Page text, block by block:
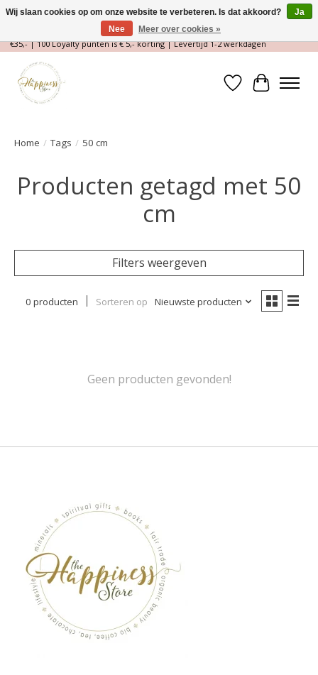
Magische Conceptstore, Edelstenen & Spirituele winkel | Gratis verzending >
€35,- | 100 Loyalty punten is € 5,- korting | Levertijd 1-2 werkdagen
Verlanglijst
Home / Tags / 50 cm
Producten getagd met 50
cm
Filters weergeven
0 producten Sorteren op Nieuwste producten
Geen producten gevonden!
Wij slaan cookies op om onze website te verbeteren. Is dat akkoord?
Ja
Nee
Meer over cookies »